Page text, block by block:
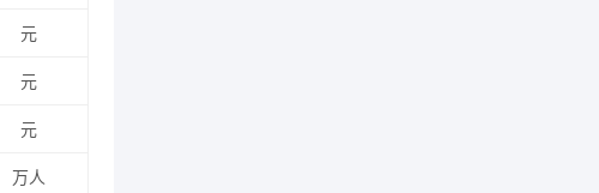
元
元
元
万人